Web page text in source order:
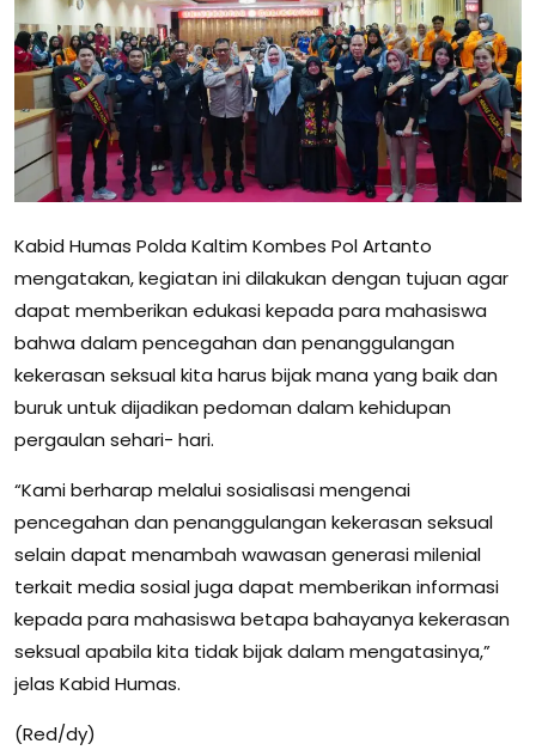
Kabid Humas Polda Kaltim Kombes Pol Artanto
mengatakan, kegiatan ini dilakukan dengan tujuan agar
dapat memberikan edukasi kepada para mahasiswa
bahwa dalam pencegahan dan penanggulangan
kekerasan seksual kita harus bijak mana yang baik dan
buruk untuk dijadikan pedoman dalam kehidupan
pergaulan sehari- hari.
“Kami berharap melalui sosialisasi mengenai
pencegahan dan penanggulangan kekerasan seksual
selain dapat menambah wawasan generasi milenial
terkait media sosial juga dapat memberikan informasi
kepada para mahasiswa betapa bahayanya kekerasan
seksual apabila kita tidak bijak dalam mengatasinya,”
jelas Kabid Humas.
(Red/dy)